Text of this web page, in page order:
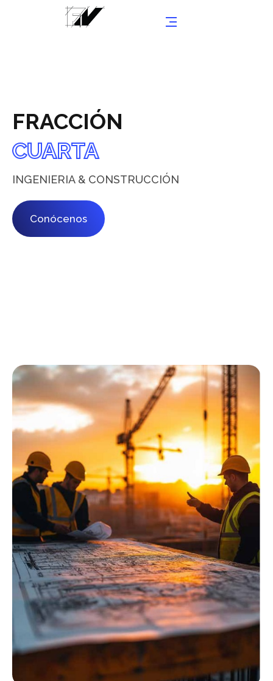
FRACCIÓN
CUARTA
INGENIERIA & CONSTRUCCIÓN
Conócenos